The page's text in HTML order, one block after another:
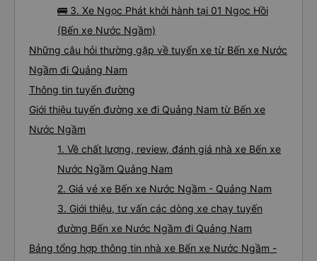
🚌 3. Xe Ngọc Phát khởi hành tại 01 Ngọc Hồi
(Bến xe Nước Ngầm)
Những câu hỏi thường gặp về tuyến xe từ Bến xe Nước
Ngầm đi Quảng Nam
Thông tin tuyến đường
Giới thiệu tuyến đường xe đi Quảng Nam từ Bến xe
Nước Ngầm
1. Về chất lượng, review, đánh giá nhà xe Bến xe
Nước Ngầm Quảng Nam
2. Giá vé xe Bến xe Nước Ngầm - Quảng Nam
3. Giới thiệu, tư vấn các dòng xe chạy tuyến
đường Bến xe Nước Ngầm đi Quảng Nam
Bảng tổng hợp thông tin nhà xe Bến xe Nước Ngầm -